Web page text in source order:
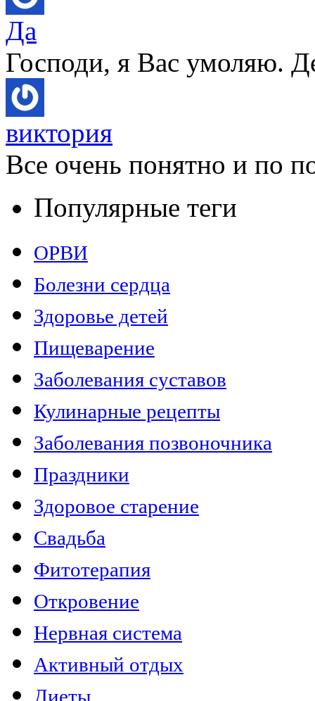
Да
Господи, я Вас умоляю.
виктория
Все очень понятно и по
Популярные теги
ОРВИ
Болезни сердца
Здоровье детей
Пищеварение
Заболевания суставов
Кулинарные рецепты
Заболевания позвоночника
Праздники
Здоровое старение
Свадьба
Фитотерапия
Откровение
Нервная система
Активный отдых
Диеты